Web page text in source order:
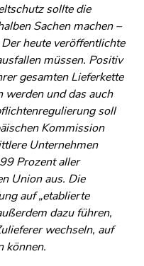
sollte die
Sachen machen –
heute veröffentlichte
müssen. Positiv
gesamten Lieferkette
und das auch
soll
Kommission
Unternehmen
Prozent aller
Union aus. Die
auf „etablierte
dazu führen,
wechseln, auf
können.